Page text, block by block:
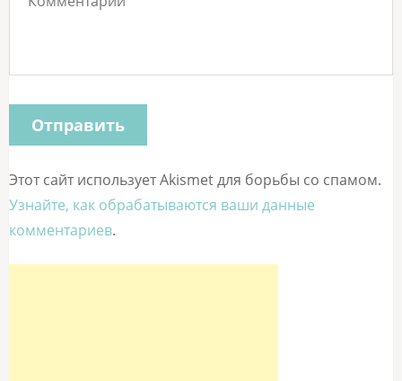
Этот сайт использует Akismet для борьбы со спамом.
Узнайте, как обрабатываются ваши данные
комментариев.